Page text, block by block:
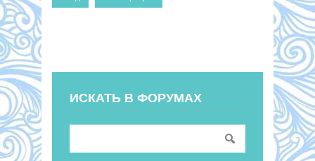
ИСКАТЬ В ФОРУМАХ